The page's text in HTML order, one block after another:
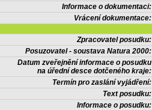
Informace o dokumentaci:
Vrácení dokumentace:
Zpracovatel posudku:
Posuzovatel - soustava Natura 2000:
Datum zveřejnění informace o posudku
na úřední desce dotčeného kraje:
Termín pro zaslání vyjádření:
Text posudku:
Informace o posudku: